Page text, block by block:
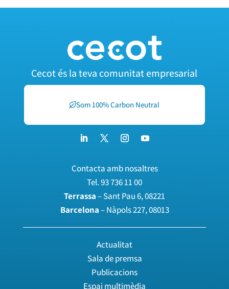
Cecot és la teva comunitat empresarial
Som 100% Carbon Neutral
Contacta amb nosaltres
Tel.93 736 11 00
Terrassa– Sant Pau 6, 08221
Barcelona– Nàpols 227, 08013
Actualitat
Sala de premsa
Publicacions
Espai multimèdia